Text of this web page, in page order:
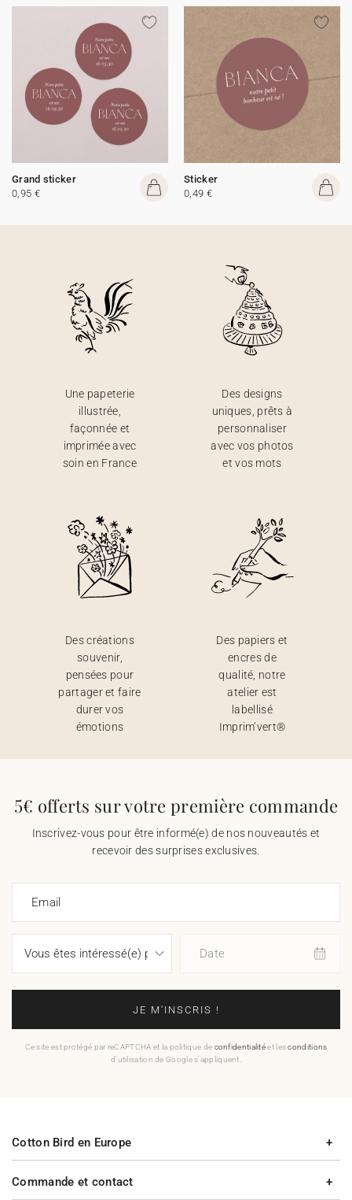
Grand sticker
0,95 €
Sticker
0,49 €
Une papeterie
illustrée,
façonnée et
imprimée avec
soin en France
Des designs
uniques, prêts à
personnaliser
avec vos photos
et vos mots
Des créations
souvenir,
pensées pour
partager et faire
durer vos
émotions
Des papiers et
encres de
qualité, notre
atelier est
labellisé
Imprim’vert®
5€ offerts sur votre première commande
Inscrivez-vous pour être informé(e) de nos nouveautés et
recevoir des surprises exclusives.
Email
Date
JE M'INSCRIS !
Ce site est protégé par reCAPTCHA et la politique de confidentialitéet lesconditions
d'utilisation de Google s'appliquent.
Commande et contact
Cotton Bird en Europe